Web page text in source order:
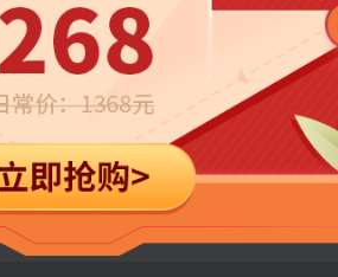
您当前未登录！建议登陆后购买，可保存购买订单